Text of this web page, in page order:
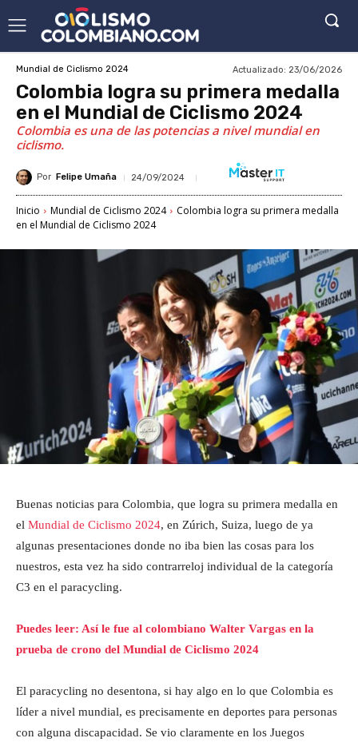
Mundial de Ciclismo 2024 Actualizado: 23/06/2026
Colombia logra su primera medalla
en el Mundial de Ciclismo 2024
Colombia es una de las potencias a nivel mundial en
ciclismo.
Por Felipe Umaña 24/09/2024
Inicio Mundial de Ciclismo 2024
Colombia logra su primera medalla
en el Mundial de Ciclismo 2024
Buenas noticias para Colombia, que logra su primera medalla en
el Mundial de Ciclismo 2024, en Zúrich, Suiza, luego de ya
algunas presentaciones donde no iba bien las cosas para los
nuestros, esta vez ha sido contrarreloj individual de la categoría
C3 en el paracycling.
Puedes leer: Así le fue al colombiano Walter Vargas en la
prueba de crono del Mundial de Ciclismo 2024
El paracycling no desentona, si hay algo en lo que Colombia es
líder a nivel mundial, es precisamente en deportes para personas
con alguna discapacidad. Se vio claramente en los Juegos